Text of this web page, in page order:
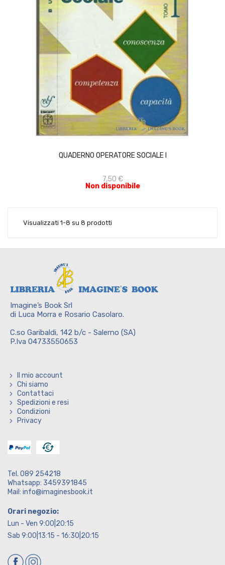
QUADERNO OPERATORE SOCIALE I
7,50 €
Non disponibile
ACQUISTA
Visualizzati 1-8 su 8 prodotti
Imagine’s Book Srl
di Luca Morra e Rosario Casolaro.
C.so Garibaldi, 142 b/c - Salerno (SA)
P.Iva 04733550653
Il mio account
Chi siamo
Contattaci
Spedizioni e resi
Condizioni
Privacy
Tel. 089 254218
Whatsapp: 3459391845
Mail: info@imaginesbook.it
Orari negozio:
Lun - Ven 9:00|20:15
Sab 9:00|13:15 - 16:30|20:15